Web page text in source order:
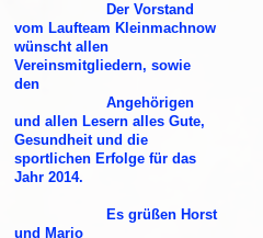
Der Vorstand
vom Laufteam Kleinmachnow
wünscht allen
Vereinsmitgliedern, sowie
den
Angehörigen
und allen Lesern alles Gute,
Gesundheit und die
sportlichen Erfolge für das
Jahr 2014.
Es grüßen Horst
und Mario